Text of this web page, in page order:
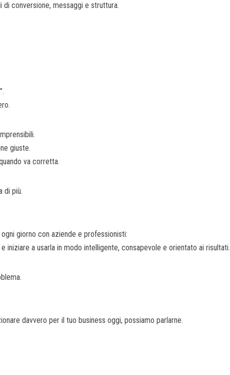
di conversione, messaggi e struttura.
giuste.
va corretta.
di più.
giorno con aziende e professionisti:
iniziare a usarla in modo intelligente, consapevole e orientato ai risultati.
davvero per il tuo business oggi, possiamo parlarne.